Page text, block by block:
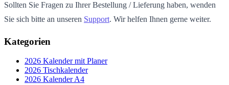
Sollten Sie Fragen zu Ihrer Bestellung / Lieferung haben, wenden
Sie sich bitte an unseren Support. Wir helfen Ihnen gerne weiter.
Kategorien
2026 Kalender mit Planer
2026 Tischkalender
2026 Kalender A4